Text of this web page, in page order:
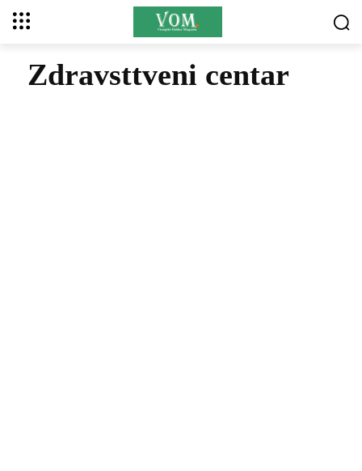
Zdravsttveni centar